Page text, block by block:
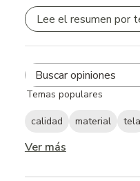
Lee el resumen por
Search
reviews
Temas populares
calidad material tela
Ver más